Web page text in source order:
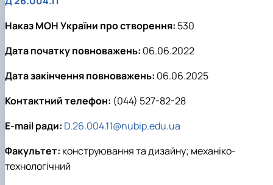
Наказ МОН України про створення: 530
Дата початку повноважень: 06.06.2022
Дата закінчення повноважень: 06.06.2025
Контактний телефон: (044) 527-82-28
E-mail ради: D.26.004.11@nubip.edu.ua
Факультет: конструювання та дизайну; механіко-
технологічний